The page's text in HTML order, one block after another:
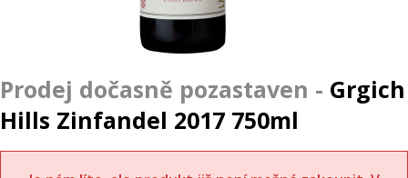
Grgich
Hills Zinfandel 2017 750ml